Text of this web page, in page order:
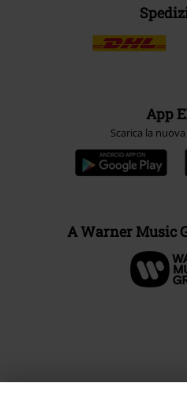
App
Scarica la
A Warner Music